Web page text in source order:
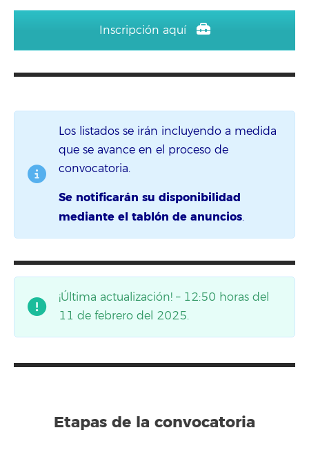
Inscripción aquí
Los listados se irán incluyendo a medida
que se avance en el proceso de
convocatoria.
Se notificarán su disponibilidad
mediante el tablón de anuncios.
¡Última actualización! – 12:50 horas del
11 de febrero del 2025.
Etapas de la convocatoria